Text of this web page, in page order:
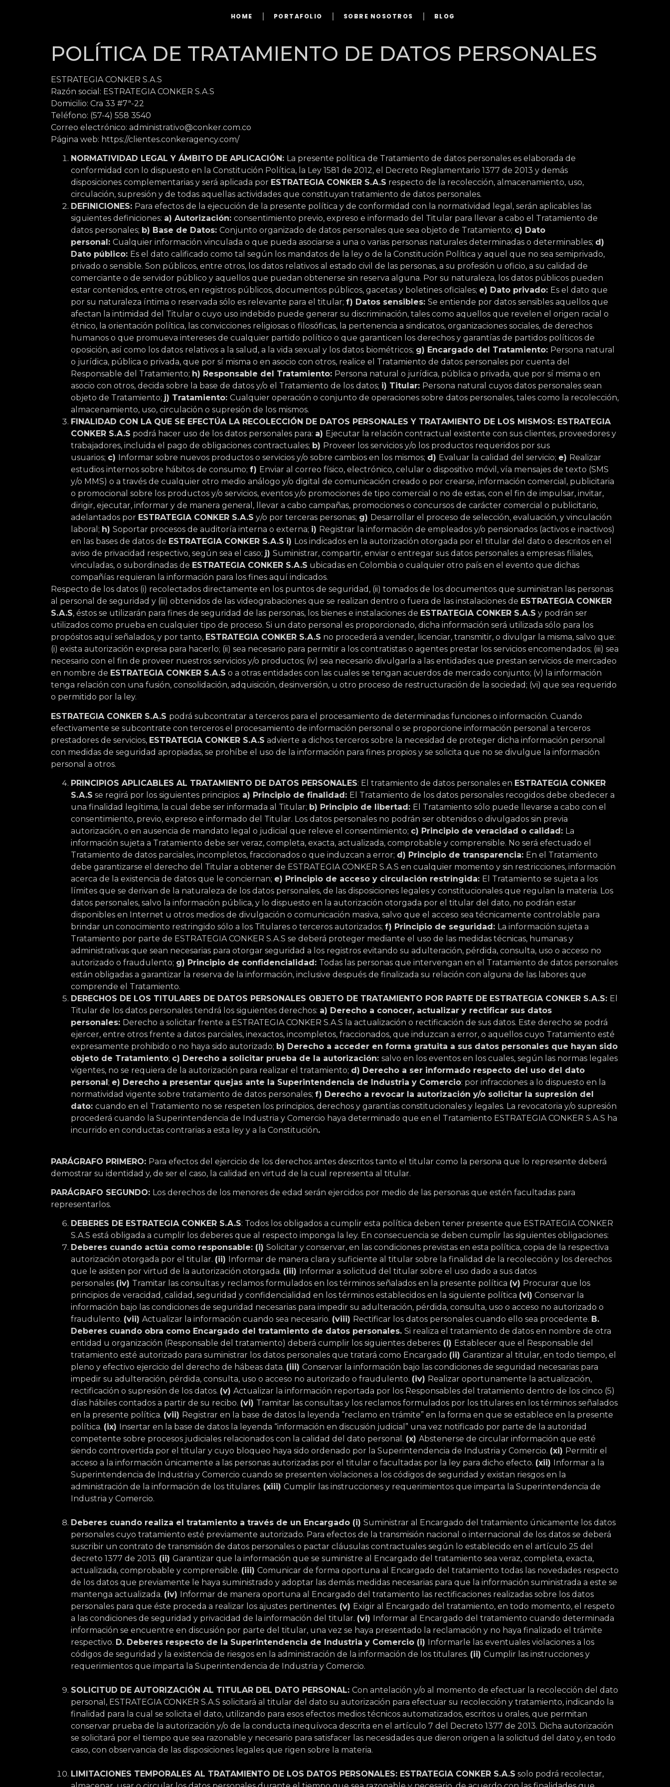
HOME PORTAFOLIO SOBRE NOSOTROS BLOG
POLÍTICA DE TRATAMIENTO DE DATOS PERSONALES
ESTRATEGIA CONKER S.A.S
Razón social: ESTRATEGIA CONKER S.A.S
Domicilio: Cra 33 #7ª-22
Teléfono: (57-4) 558 3540
Correo electrónico: administrativo@conker.com.co
Página web: https://clientes.conkeragency.com/
NORMATIVIDAD LEGAL Y ÁMBITO DE APLICACIÓN: La presente política de Tratamiento de datos personales es elaborada de
conformidad con lo dispuesto en la Constitución Política, la Ley 1581 de 2012, el Decreto Reglamentario 1377 de 2013 y demás
disposiciones complementarias y será aplicada por ESTRATEGIA CONKER S.A.S respecto de la recolección, almacenamiento, uso,
circulación, supresión y de todas aquellas actividades que constituyan tratamiento de datos personales.
DEFINICIONES: Para efectos de la ejecución de la presente política y de conformidad con la normatividad legal, serán aplicables las
siguientes definiciones: a) Autorización: consentimiento previo, expreso e informado del Titular para llevar a cabo el Tratamiento de
datos personales; b) Base de Datos: Conjunto organizado de datos personales que sea objeto de Tratamiento; c) Dato
personal: Cualquier información vinculada o que pueda asociarse a una o varias personas naturales determinadas o determinables; d)
Dato público: Es el dato calificado como tal según los mandatos de la ley o de la Constitución Política y aquel que no sea semiprivado,
privado o sensible. Son públicos, entre otros, los datos relativos al estado civil de las personas, a su profesión u oficio, a su calidad de
comerciante o de servidor público y aquellos que puedan obtenerse sin reserva alguna. Por su naturaleza, los datos públicos pueden
estar contenidos, entre otros, en registros públicos, documentos públicos, gacetas y boletines oficiales; e) Dato privado: Es el dato que
por su naturaleza íntima o reservada sólo es relevante para el titular; f) Datos sensibles: Se entiende por datos sensibles aquellos que
afectan la intimidad del Titular o cuyo uso indebido puede generar su discriminación, tales como aquellos que revelen el origen racial o
étnico, la orientación política, las convicciones religiosas o filosóficas, la pertenencia a sindicatos, organizaciones sociales, de derechos
humanos o que promueva intereses de cualquier partido político o que garanticen los derechos y garantías de partidos políticos de
oposición, así como los datos relativos a la salud, a la vida sexual y los datos biométricos; g) Encargado del Tratamiento: Persona natural
o jurídica, pública o privada, que por sí misma o en asocio con otros, realice el Tratamiento de datos personales por cuenta del
Responsable del Tratamiento; h) Responsable del Tratamiento: Persona natural o jurídica, pública o privada, que por sí misma o en
asocio con otros, decida sobre la base de datos y/o el Tratamiento de los datos; i) Titular: Persona natural cuyos datos personales sean
objeto de Tratamiento; j) Tratamiento: Cualquier operación o conjunto de operaciones sobre datos personales, tales como la recolección,
almacenamiento, uso, circulación o supresión de los mismos.
FINALIDAD CON LA QUE SE EFECTÚA LA RECOLECCIÓN DE DATOS PERSONALES Y TRATAMIENTO DE LOS MISMOS: ESTRATEGIA
CONKER S.A.S podrá hacer uso de los datos personales para: a) Ejecutar la relación contractual existente con sus clientes, proveedores y
trabajadores, incluida el pago de obligaciones contractuales; b) Proveer los servicios y/o los productos requeridos por sus
usuarios; c) Informar sobre nuevos productos o servicios y/o sobre cambios en los mismos; d) Evaluar la calidad del servicio; e) Realizar
estudios internos sobre hábitos de consumo; f) Enviar al correo físico, electrónico, celular o dispositivo móvil, vía mensajes de texto (SMS
y/o MMS) o a través de cualquier otro medio análogo y/o digital de comunicación creado o por crearse, información comercial, publicitaria
o promocional sobre los productos y/o servicios, eventos y/o promociones de tipo comercial o no de estas, con el fin de impulsar, invitar,
dirigir, ejecutar, informar y de manera general, llevar a cabo campañas, promociones o concursos de carácter comercial o publicitario,
adelantados por ESTRATEGIA CONKER S.A.S y/o por terceras personas; g) Desarrollar el proceso de selección, evaluación, y vinculación
laboral; h) Soportar procesos de auditoría interna o externa; i) Registrar la información de empleados y/o pensionados (activos e inactivos)
en las bases de datos de ESTRATEGIA CONKER S.A.S i) Los indicados en la autorización otorgada por el titular del dato o descritos en el
aviso de privacidad respectivo, según sea el caso; j) Suministrar, compartir, enviar o entregar sus datos personales a empresas filiales,
vinculadas, o subordinadas de ESTRATEGIA CONKER S.A.S ubicadas en Colombia o cualquier otro país en el evento que dichas
compañías requieran la información para los fines aquí indicados.
Respecto de los datos (i) recolectados directamente en los puntos de seguridad, (ii) tomados de los documentos que suministran las personas
al personal de seguridad y (iii) obtenidos de las videograbaciones que se realizan dentro o fuera de las instalaciones de ESTRATEGIA CONKER
S.A.S, éstos se utilizarán para fines de seguridad de las personas, los bienes e instalaciones de ESTRATEGIA CONKER S.A.S y podrán ser
utilizados como prueba en cualquier tipo de proceso. Si un dato personal es proporcionado, dicha información será utilizada sólo para los
propósitos aquí señalados, y por tanto, ESTRATEGIA CONKER S.A.S no procederá a vender, licenciar, transmitir, o divulgar la misma, salvo que:
(i) exista autorización expresa para hacerlo; (ii) sea necesario para permitir a los contratistas o agentes prestar los servicios encomendados; (iii) sea
necesario con el fin de proveer nuestros servicios y/o productos; (iv) sea necesario divulgarla a las entidades que prestan servicios de mercadeo
en nombre de ESTRATEGIA CONKER S.A.S o a otras entidades con las cuales se tengan acuerdos de mercado conjunto; (v) la información
tenga relación con una fusión, consolidación, adquisición, desinversión, u otro proceso de restructuración de la sociedad; (vi) que sea requerido
o permitido por la ley.
ESTRATEGIA CONKER S.A.S podrá subcontratar a terceros para el procesamiento de determinadas funciones o información. Cuando
efectivamente se subcontrate con terceros el procesamiento de información personal o se proporcione información personal a terceros
prestadores de servicios, ESTRATEGIA CONKER S.A.S advierte a dichos terceros sobre la necesidad de proteger dicha información personal
con medidas de seguridad apropiadas, se prohíbe el uso de la información para fines propios y se solicita que no se divulgue la información
personal a otros.
PRINCIPIOS APLICABLES AL TRATAMIENTO DE DATOS PERSONALES: El tratamiento de datos personales en ESTRATEGIA CONKER
S.A.S se regirá por los siguientes principios: a) Principio de finalidad: El Tratamiento de los datos personales recogidos debe obedecer a
una finalidad legítima, la cual debe ser informada al Titular; b) Principio de libertad: El Tratamiento sólo puede llevarse a cabo con el
consentimiento, previo, expreso e informado del Titular. Los datos personales no podrán ser obtenidos o divulgados sin previa
autorización, o en ausencia de mandato legal o judicial que releve el consentimiento; c) Principio de veracidad o calidad: La
información sujeta a Tratamiento debe ser veraz, completa, exacta, actualizada, comprobable y comprensible. No será efectuado el
Tratamiento de datos parciales, incompletos, fraccionados o que induzcan a error; d) Principio de transparencia: En el Tratamiento
debe garantizarse el derecho del Titular a obtener de ESTRATEGIA CONKER S.A.S en cualquier momento y sin restricciones, información
acerca de la existencia de datos que le conciernan; e) Principio de acceso y circulación restringida: El Tratamiento se sujeta a los
límites que se derivan de la naturaleza de los datos personales, de las disposiciones legales y constitucionales que regulan la materia. Los
datos personales, salvo la información pública, y lo dispuesto en la autorización otorgada por el titular del dato, no podrán estar
disponibles en Internet u otros medios de divulgación o comunicación masiva, salvo que el acceso sea técnicamente controlable para
brindar un conocimiento restringido sólo a los Titulares o terceros autorizados; f) Principio de seguridad: La información sujeta a
Tratamiento por parte de ESTRATEGIA CONKER S.A.S se deberá proteger mediante el uso de las medidas técnicas, humanas y
administrativas que sean necesarias para otorgar seguridad a los registros evitando su adulteración, pérdida, consulta, uso o acceso no
autorizado o fraudulento; g) Principio de confidencialidad: Todas las personas que intervengan en el Tratamiento de datos personales
están obligadas a garantizar la reserva de la información, inclusive después de finalizada su relación con alguna de las labores que
comprende el Tratamiento.
DERECHOS DE LOS TITULARES DE DATOS PERSONALES OBJETO DE TRATAMIENTO POR PARTE DE ESTRATEGIA CONKER S.A.S: El
Titular de los datos personales tendrá los siguientes derechos: a) Derecho a conocer, actualizar y rectificar sus datos
personales: Derecho a solicitar frente a ESTRATEGIA CONKER S.A.S la actualización o rectificación de sus datos. Este derecho se podrá
ejercer, entre otros frente a datos parciales, inexactos, incompletos, fraccionados, que induzcan a error, o aquellos cuyo Tratamiento esté
expresamente prohibido o no haya sido autorizado; b) Derecho a acceder en forma gratuita a sus datos personales que hayan sido
objeto de Tratamiento; c) Derecho a solicitar prueba de la autorización: salvo en los eventos en los cuales, según las normas legales
vigentes, no se requiera de la autorización para realizar el tratamiento; d) Derecho a ser informado respecto del uso del dato
personal ; e) Derecho a presentar quejas ante la Superintendencia de Industria y Comercio: por infracciones a lo dispuesto en la
normatividad vigente sobre tratamiento de datos personales; f) Derecho a revocar la autorización y/o solicitar la supresión del
dato: cuando en el Tratamiento no se respeten los principios, derechos y garantías constitucionales y legales. La revocatoria y/o supresión
procederá cuando la Superintendencia de Industria y Comercio haya determinado que en el Tratamiento ESTRATEGIA CONKER S.A.S ha
incurrido en conductas contrarias a esta ley y a la Constitución.
PARÁGRAFO PRIMERO: Para efectos del ejercicio de los derechos antes descritos tanto el titular como la persona que lo represente deberá
demostrar su identidad y, de ser el caso, la calidad en virtud de la cual representa al titular.
PARÁGRAFO SEGUNDO: Los derechos de los menores de edad serán ejercidos por medio de las personas que estén facultadas para
representarlos.
DEBERES DE ESTRATEGIA CONKER S.A.S: Todos los obligados a cumplir esta política deben tener presente que ESTRATEGIA CONKER
S.A.S está obligada a cumplir los deberes que al respecto imponga la ley. En consecuencia se deben cumplir las siguientes obligaciones:
Deberes cuando actúa como responsable: (i) Solicitar y conservar, en las condiciones previstas en esta política, copia de la respectiva
autorización otorgada por el titular. (ii)
Informar de manera clara y suficiente al titular sobre la finalidad de la recolección y los derechos
que le asisten por virtud de la autorización otorgada. (iii)
Informar a solicitud del titular sobre el uso dado a sus datos
personales (iv) Tramitar las consultas y reclamos formulados en los términos señalados en la presente política (v) Procurar que los
principios de veracidad, calidad, seguridad y confidencialidad en los términos establecidos en la siguiente política (vi) Conservar la
información bajo las condiciones de seguridad necesarias para impedir su adulteración, pérdida, consulta, uso o acceso no autorizado o
fraudulento. (vii) Actualizar la información cuando sea necesario. (viii) Rectificar los datos personales cuando ello sea procedente. B.
Deberes cuando obra como Encargado del tratamiento de datos personales. Si realiza el tratamiento de datos en nombre de otra
entidad u organización (Responsable del tratamiento) deberá cumplir los siguientes deberes: (i) Establecer que el Responsable del
tratamiento esté autorizado para suministrar los datos personales que tratará como Encargado (ii) Garantizar al titular, en todo tiempo, el
pleno y efectivo ejercicio del derecho de hábeas data. (iii) Conservar la información bajo las condiciones de seguridad necesarias para
impedir su adulteración, pérdida, consulta, uso o acceso no autorizado o fraudulento. (iv) Realizar oportunamente la actualización,
rectificación o supresión de los datos. (v) Actualizar la información reportada por los Responsables del tratamiento dentro de los cinco (5)
días hábiles contados a partir de su recibo. (vi) Tramitar las consultas y los reclamos formulados por los titulares en los términos señalados
en la presente política. (vii) Registrar en la base de datos la leyenda “reclamo en trámite” en la forma en que se establece en la presente
política. (ix)
Insertar en la base de datos la leyenda “información en discusión judicial” una vez notificado por parte de la autoridad
competente sobre procesos judiciales relacionados con la calidad del dato personal. (x) Abstenerse de circular información que esté
siendo controvertida por el titular y cuyo bloqueo haya sido ordenado por la Superintendencia de Industria y Comercio. (xi) Permitir el
acceso a la información únicamente a las personas autorizadas por el titular o facultadas por la ley para dicho efecto. (xii)
Informar a la
Superintendencia de Industria y Comercio cuando se presenten violaciones a los códigos de seguridad y existan riesgos en la
administración de la información de los titulares. (xiii) Cumplir las instrucciones y requerimientos que imparta la Superintendencia de
Industria y Comercio.
Deberes cuando realiza el tratamiento a través de un Encargado (i) Suministrar al Encargado del tratamiento únicamente los datos
personales cuyo tratamiento esté previamente autorizado. Para efectos de la transmisión nacional o internacional de los datos se deberá
suscribir un contrato de transmisión de datos personales o pactar cláusulas contractuales según lo establecido en el artículo 25 del
decreto 1377 de 2013. (ii) Garantizar que la información que se suministre al Encargado del tratamiento sea veraz, completa, exacta,
actualizada, comprobable y comprensible. (iii) Comunicar de forma oportuna al Encargado del tratamiento todas las novedades respecto
de los datos que previamente le haya suministrado y adoptar las demás medidas necesarias para que la información suministrada a este se
mantenga actualizada. (iv)
Informar de manera oportuna al Encargado del tratamiento las rectificaciones realizadas sobre los datos
personales para que éste proceda a realizar los ajustes pertinentes. (v) Exigir al Encargado del tratamiento, en todo momento, el respeto
a las condiciones de seguridad y privacidad de la información del titular. (vi)
Informar al Encargado del tratamiento cuando determinada
información se encuentre en discusión por parte del titular, una vez se haya presentado la reclamación y no haya finalizado el trámite
respectivo. D. Deberes respecto de la Superintendencia de Industria y Comercio (i)
Informarle las eventuales violaciones a los
códigos de seguridad y la existencia de riesgos en la administración de la información de los titulares. (ii) Cumplir las instrucciones y
requerimientos que imparta la Superintendencia de Industria y Comercio.
SOLICITUD DE AUTORIZACIÓN AL TITULAR DEL DATO PERSONAL: Con antelación y/o al momento de efectuar la recolección del dato
personal, ESTRATEGIA CONKER S.A.S solicitará al titular del dato su autorización para efectuar su recolección y tratamiento, indicando la
finalidad para la cual se solicita el dato, utilizando para esos efectos medios técnicos automatizados, escritos u orales, que permitan
conservar prueba de la autorización y/o de la conducta inequívoca descrita en el artículo 7 del Decreto 1377 de 2013. Dicha autorización
se solicitará por el tiempo que sea razonable y necesario para satisfacer las necesidades que dieron origen a la solicitud del dato y, en todo
caso, con observancia de las disposiciones legales que rigen sobre la materia.
LIMITACIONES TEMPORALES AL TRATAMIENTO DE LOS DATOS PERSONALES: ESTRATEGIA CONKER S.A.S solo podrá recolectar,